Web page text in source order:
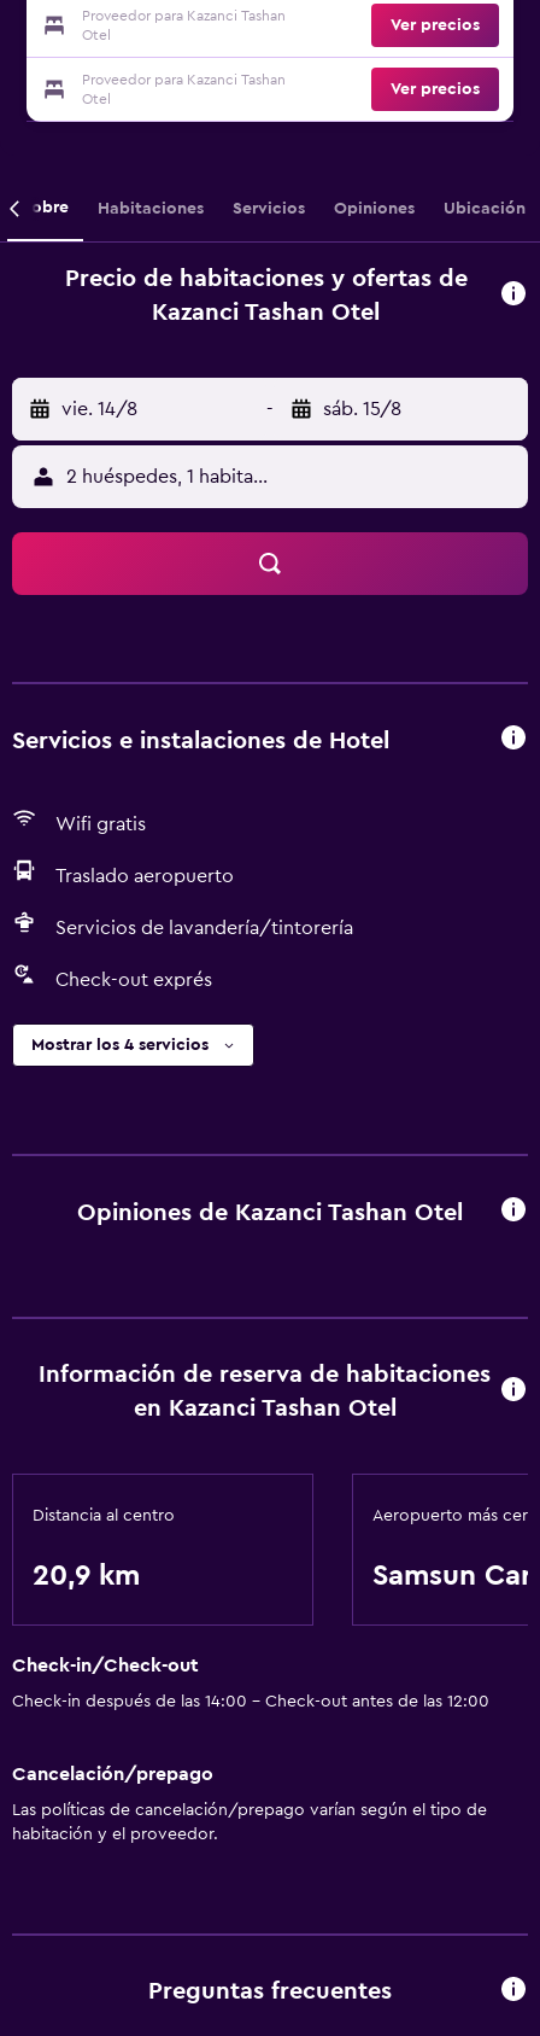
Proveedor para Kazanci Tashan
Otel
Ver precios
Proveedor para Kazanci Tashan
Otel
Ver precios
Sobre Habitaciones Servicios Opiniones Ubicación
Precio de habitaciones y ofertas de
Kazanci Tashan Otel
vie. 14/8 - sáb. 15/8
2 huéspedes, 1 habitación
Servicios e instalaciones de Hotel
Wifi gratis
Traslado aeropuerto
Servicios de lavandería/tintorería
Check-out exprés
Mostrar los 4 servicios
Opiniones de Kazanci Tashan Otel
Información de reserva de habitaciones
en Kazanci Tashan Otel
Distancia al centro
20,9 km
Aeropuerto más
Samsun
Check-in/Check-out
Check-in después de las 14:00 - Check-out antes de las 12:00
Cancelación/prepago
Las políticas de cancelación/prepago varían según el tipo de
habitación y el proveedor.
Preguntas frecuentes